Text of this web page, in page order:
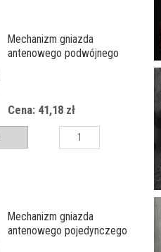
Mechanizm gniazda
antenowego podwójnego
Cena: 41,18 zł
Mechanizm gniazda
antenowego pojedynczego